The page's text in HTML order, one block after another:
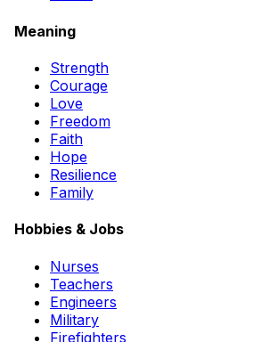
Meaning
Strength
Courage
Love
Freedom
Faith
Hope
Resilience
Family
Hobbies & Jobs
Nurses
Teachers
Engineers
Military
Firefighters